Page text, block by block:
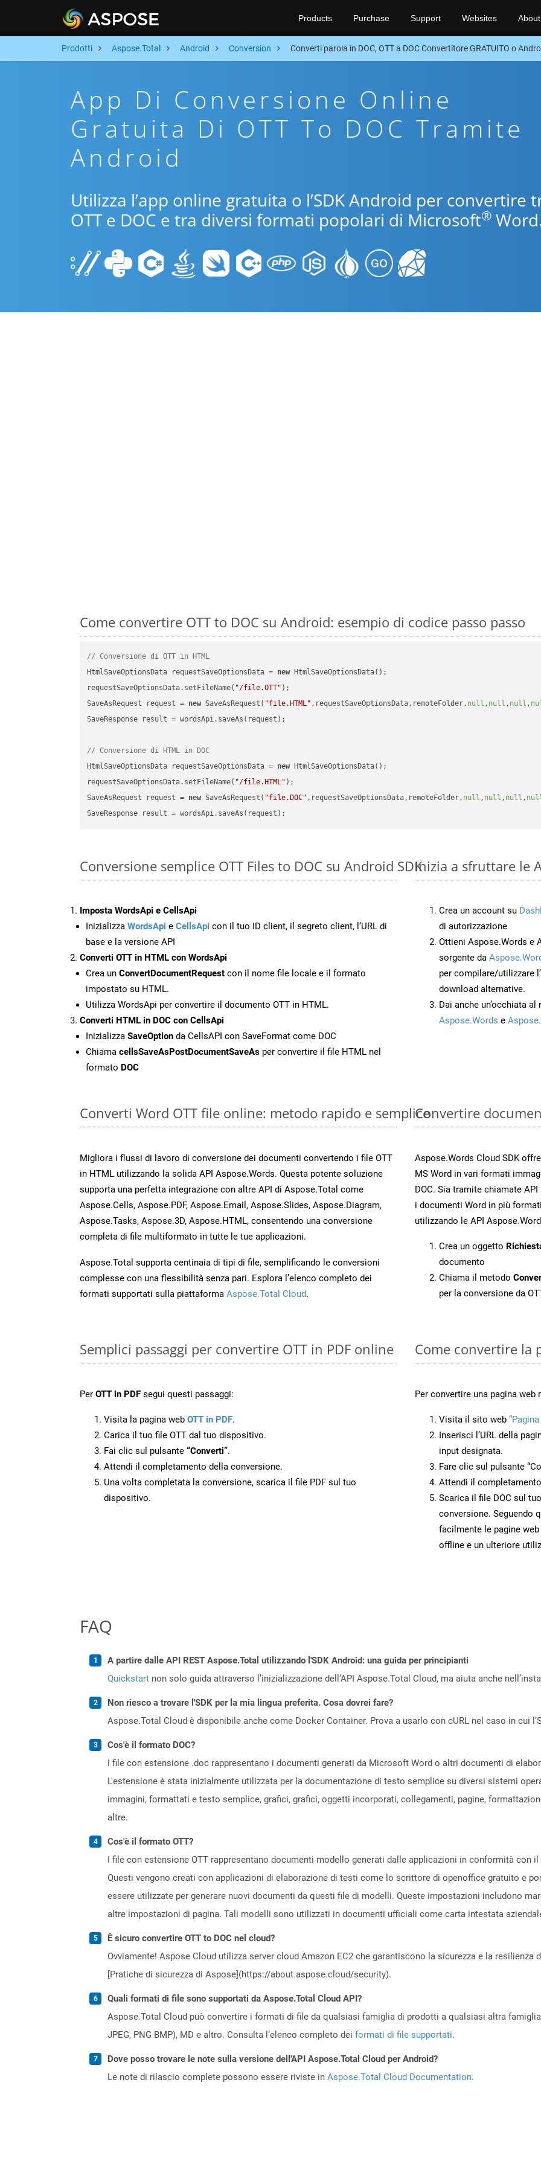
Products Purchase Support Websites About
Prodotti Aspose.Total Android Conversion Converti parola in DOC, OTT a DOC Convertitore GRATUITO o
App Di Conversione Online
Gratuita Di OTT To DOC Tramite
Android
Utilizza l’app online gratuita o l’SDK Android per convertire
OTT e DOC e tra diversi formati popolari di Microsoft®
Come convertire OTT to DOC su Android: esempio di codice passo passo
// Conversione di OTT in HTML
HtmlSaveOptionsData requestSaveOptionsData = new HtmlSaveOptionsData();
requestSaveOptionsData.setFileName( "/file.OTT" );
SaveAsRequest request = new SaveAsRequest( "file.HTML" ,requestSaveOptionsData,remoteFolder, null , null , null ,
SaveResponse result = wordsApi.saveAs(request);
// Conversione di HTML in DOC
HtmlSaveOptionsData requestSaveOptionsData = new HtmlSaveOptionsData();
requestSaveOptionsData.setFileName( "/file.HTML" );
SaveAsRequest request = new SaveAsRequest( "file.DOC" ,requestSaveOptionsData,remoteFolder, null , null , null ,
Conversione semplice OTT Files to DOC su Android SDK
Imposta WordsApi e CellsApi
Inizializza WordsApi e CellsApi con il tuo ID client, il segreto client, l’URL di
base e la versione API
Converti OTT in HTML con WordsApi
Crea un ConvertDocumentRequest con il nome file locale e il formato
impostato su HTML.
Utilizza WordsApi per convertire il documento OTT in HTML.
Converti HTML in DOC con CellsApi
Inizializza SaveOption da CellsAPI con SaveFormat come DOC
Chiama cellsSaveAsPostDocumentSaveAs per convertire il file HTML nel
formato DOC
Inizia a sfruttare le
Crea un account su
di autorizzazione
Ottieni Aspose.Words e
sorgente da
per compilare/utilizzare
download alternative.
Dai anche un’occhiata
Aspose.Words e
Converti Word OTT file online: metodo rapido e semplice
Migliora i flussi di lavoro di conversione dei documenti convertendo i file OTT
in HTML utilizzando la solida API Aspose.Words. Questa potente soluzione
supporta una perfetta integrazione con altre API di Aspose.Total come
Aspose.Cells, Aspose.PDF, Aspose.Email, Aspose.Slides, Aspose.Diagram,
Aspose.Tasks, Aspose.3D, Aspose.HTML, consentendo una conversione
completa di file multiformato in tutte le tue applicazioni.
Aspose.Total supporta centinaia di tipi di file, semplificando le conversioni
complesse con una flessibilità senza pari. Esplora l’elenco completo dei
formati supportati sulla piattaforma Aspose.Total Cloud.
Convertire
Aspose.Words Cloud SDK
MS Word in vari formati
DOC. Sia tramite chiamate
i documenti Word in più formati
utilizzando le API
Crea un oggetto
documento
Chiama il metodo
per la conversione da
Semplici passaggi per convertire OTT in PDF online
Per OTT in PDF segui questi passaggi:
Visita la pagina web OTT in PDF.
Carica il tuo file OTT dal tuo dispositivo.
Fai clic sul pulsante “Converti”.
Attendi il completamento della conversione.
Una volta completata la conversione, scarica il file PDF sul tuo
dispositivo.
Come convertire la
Per convertire una pagina
Visita il sito web
Inserisci l’URL della
input designata.
Fare clic sul pulsante
Attendi il
Scarica il file DOC sul
conversione. Seguendo
facilmente le pagine
offline e un ulteriore
FAQ
A partire dalle API REST Aspose.Total utilizzando l'SDK Android: una guida per principianti
Quickstart non solo guida attraverso l’inizializzazione dell’API Aspose.Total Cloud, ma aiuta anche
Non riesco a trovare l'SDK per la mia lingua preferita. Cosa dovrei fare?
Aspose.Total Cloud è disponibile anche come Docker Container. Prova a usarlo con cURL nel caso in cui
Cos'è il formato DOC?
I file con estensione .doc rappresentano i documenti generati da Microsoft Word o altri documenti di
L'estensione è stata inizialmente utilizzata per la documentazione di testo semplice su diversi sistemi
immagini, formattati e testo semplice, grafici, grafici, oggetti incorporati, collegamenti, pagine,
altre.
Cos'è il formato OTT?
I file con estensione OTT rappresentano documenti modello generati dalle applicazioni in conformità con
Questi vengono creati con applicazioni di elaborazione di testi come lo scrittore di openoffice gratuito e
essere utilizzate per generare nuovi documenti da questi file di modelli. Queste impostazioni includono
altre impostazioni di pagina. Tali modelli sono utilizzati in documenti ufficiali come carta intestata
È sicuro convertire OTT to DOC nel cloud?
Ovviamente! Aspose Cloud utilizza server cloud Amazon EC2 che garantiscono la sicurezza e la
[Pratiche di sicurezza di Aspose](https://about.aspose.cloud/security).
Quali formati di file sono supportati da Aspose.Total Cloud API?
Aspose.Total Cloud può convertire i formati di file da qualsiasi famiglia di prodotti a qualsiasi altra famiglia
JPEG, PNG BMP), MD e altro. Consulta l’elenco completo dei formati di file supportati.
Dove posso trovare le note sulla versione dell'API Aspose.Total Cloud per Android?
Le note di rilascio complete possono essere riviste in Aspose.Total Cloud Documentation.